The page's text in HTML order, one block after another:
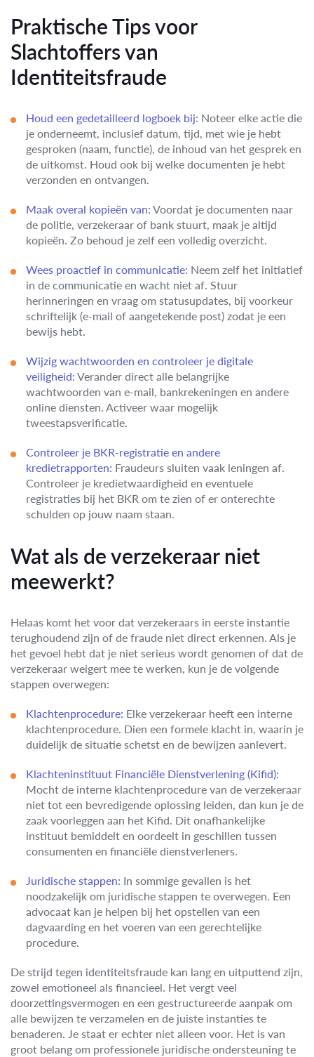
Praktische Tips voor
Slachtoffers van
Identiteitsfraude
Houd een gedetailleerd logboek bij: Noteer elke actie die
je onderneemt, inclusief datum, tijd, met wie je hebt
gesproken (naam, functie), de inhoud van het gesprek en
de uitkomst. Houd ook bij welke documenten je hebt
verzonden en ontvangen.
Maak overal kopieën van: Voordat je documenten naar
de politie, verzekeraar of bank stuurt, maak je altijd
kopieën. Zo behoud je zelf een volledig overzicht.
Wees proactief in communicatie: Neem zelf het initiatief
in de communicatie en wacht niet af. Stuur
herinneringen en vraag om statusupdates, bij voorkeur
schriftelijk (e-mail of aangetekende post) zodat je een
bewijs hebt.
Wijzig wachtwoorden en controleer je digitale
veiligheid: Verander direct alle belangrijke
wachtwoorden van e-mail, bankrekeningen en andere
online diensten. Activeer waar mogelijk
tweestapsverificatie.
Controleer je BKR-registratie en andere
kredietrapporten: Fraudeurs sluiten vaak leningen af.
Controleer je kredietwaardigheid en eventuele
registraties bij het BKR om te zien of er onterechte
schulden op jouw naam staan.
Wat als de verzekeraar niet
meewerkt?
Helaas komt het voor dat verzekeraars in eerste instantie
terughoudend zijn of de fraude niet direct erkennen. Als je
het gevoel hebt dat je niet serieus wordt genomen of dat de
verzekeraar weigert mee te werken, kun je de volgende
stappen overwegen:
Klachtenprocedure: Elke verzekeraar heeft een interne
klachtenprocedure. Dien een formele klacht in, waarin je
duidelijk de situatie schetst en de bewijzen aanlevert.
Klachteninstituut Financiële Dienstverlening (Kifid):
Mocht de interne klachtenprocedure van de verzekeraar
niet tot een bevredigende oplossing leiden, dan kun je de
zaak voorleggen aan het Kifid. Dit onafhankelijke
instituut bemiddelt en oordeelt in geschillen tussen
consumenten en financiële dienstverleners.
Juridische stappen: In sommige gevallen is het
noodzakelijk om juridische stappen te overwegen. Een
advocaat kan je helpen bij het opstellen van een
dagvaarding en het voeren van een gerechtelijke
procedure.
De strijd tegen identiteitsfraude kan lang en uitputtend zijn,
zowel emotioneel als financieel. Het vergt veel
doorzettingsvermogen en een gestructureerde aanpak om
alle bewijzen te verzamelen en de juiste instanties te
benaderen. Je staat er echter niet alleen voor. Het is van
groot belang om professionele juridische ondersteuning te